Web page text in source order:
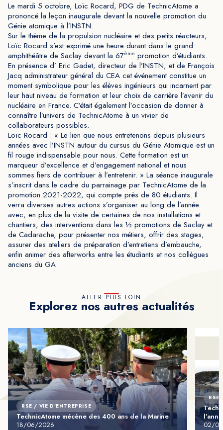
Le mardi 5 octobre, Loïc Rocard, PDG de TechnicAtome a
prononcé la leçon inaugurale devant la nouvelle promotion du
Génie atomique à l’INSTN.
Sur le thème de la propulsion nucléaire et des petits réacteurs,
Loïc Rocard s’est exprimé une heure durant dans le grand
amphithéâtre de Saclay devant la 67ème promotion d’étudiants.
En présence d’ Eric Gadet, directeur de l’INSTN, et de François
Jacq administrateur général du CEA cet événement constitue un
moment symbolique pour les élèves ingénieurs qui incarnent par
leur haut niveau de formation et leur choix de carrière l’avenir du
nucléaire en France. C’était également l’occasion de donner à
connaître l’univers de TechnicAtome à un vivier de
collaborateurs possibles.
Loïc Rocard : « Le lien que nous entretenons depuis plusieurs
années avec l’INSTN autour du cursus du Génie Atomique est un
fil rouge indispensable pour nous. Cette formation est un
marqueur d’excellence et d’engagement national et nous
sommes fiers de contribuer à l’entretenir. » La séance inaugurale
s’inscrit dans le cadre du parrainage par TechnicAtome de la
promotion 2021-2022, qui compte près de 80 étudiants. Il
verra diverses autres actions s’organiser au long de l’année
avec, en plus de la visite de certaines de nos installations et
chantiers, des interventions dans les ½ promotions de Saclay et
de Cadarache, pour présenter nos métiers, offrir des stages,
assurer des ateliers de préparation d’entretiens d’embauche,
enfin animer des afterworks entre les étudiants et nos collègues
anciens du GA.
ALLER PLUS LOIN
Explorez nos autres actualités
RSE / VIE D'ENTREPRISE
TechnicAtome mécène des 400 ans de la Marine
18/06/2026
RSE
02/